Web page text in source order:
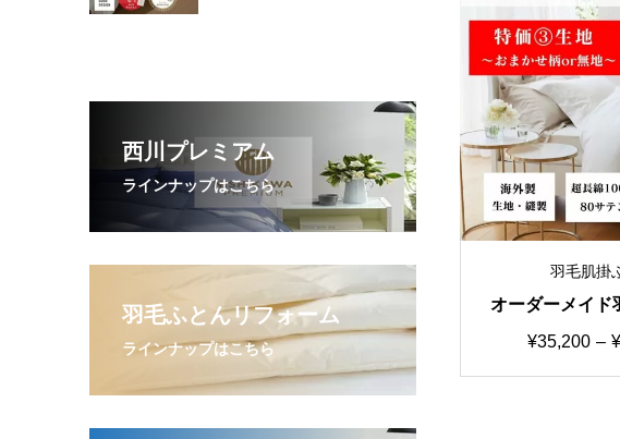
は
で
し
格
で
羽毛肌掛
オーダーメイド
ん 特価③生地
¥35,200 – ¥
価
¥196,350
西川プレミアム
ラインナップはこちら
羽毛ふとんリフォーム
ラインナップはこちら